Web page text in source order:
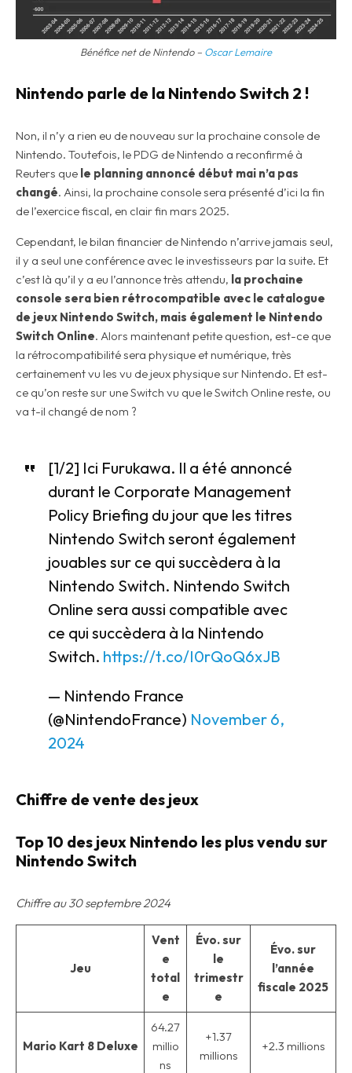
Bénéfice net de Nintendo – Oscar Lemaire
Nintendo parle de la Nintendo Switch 2 !
Non, il n’y a rien eu de nouveau sur la prochaine console de
Nintendo. Toutefois, le PDG de Nintendo a reconfirmé à
Reuters que le planning annoncé début mai n’a pas
changé. Ainsi, la prochaine console sera présenté d’ici la fin
de l’exercice fiscal, en clair fin mars 2025.
Cependant, le bilan financier de Nintendo n’arrive jamais seul,
il y a seul une conférence avec le investisseurs par la suite. Et
c’est là qu’il y a eu l’annonce très attendu, la prochaine
console sera bien rétrocompatible avec le catalogue
de jeux Nintendo Switch, mais également le Nintendo
Switch Online. Alors maintenant petite question, est-ce que
la rétrocompatibilité sera physique et numérique, très
certainement vu les vu de jeux physique sur Nintendo. Et est-
ce qu’on reste sur une Switch vu que le Switch Online reste, ou
va t-il changé de nom ?
[1/2] Ici Furukawa. Il a été annoncé
durant le Corporate Management
Policy Briefing du jour que les titres
Nintendo Switch seront également
jouables sur ce qui succèdera à la
Nintendo Switch. Nintendo Switch
Online sera aussi compatible avec
ce qui succèdera à la Nintendo
Switch. https://t.co/I0rQoQ6xJB
— Nintendo France
(@NintendoFrance) November 6,
2024
Chiffre de vente des jeux
Top 10 des jeux Nintendo les plus vendu sur
Nintendo Switch
Chiffre au 30 septembre 2024
Jeu
Vent
e
total
e
Évo. sur
le
trimestr
e
Évo. sur
l’année
fiscale 2025
Mario Kart 8 Deluxe
64.27
millio
ns
+1.37
millions
+2.3 millions